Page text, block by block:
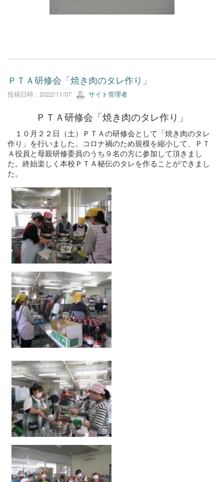
ＰＴＡ研修会「焼き肉のタレ作り」
投稿日時 : 2022/11/07 サイト管理者
ＰＴＡ研修会「焼き肉のタレ作り」
１０月２２日（土）ＰＴＡの研修会として「焼き肉のタレ
作り」を行いました。コロナ禍のため規模を縮小して、ＰＴ
Ａ役員と母親研修委員のうち９名の方に参加して頂きまし
た。終始楽しく本校ＰＴＡ秘伝のタレを作ることができまし
た。